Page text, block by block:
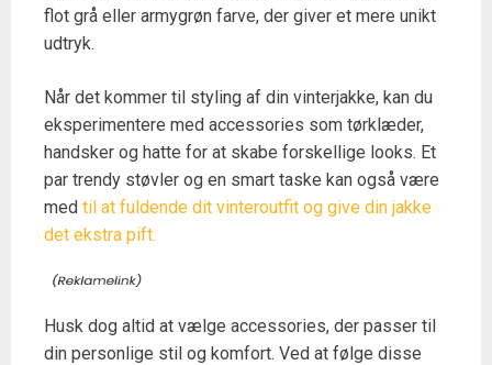
flot grå eller armygrøn farve, der giver et mere unikt
udtryk.
Når det kommer til styling af din vinterjakke, kan du
eksperimentere med accessories som tørklæder,
handsker og hatte for at skabe forskellige looks. Et
par trendy støvler og en smart taske kan også være
med til at fuldende dit vinteroutfit og give din jakke
det ekstra pift.
Husk dog altid at vælge accessories, der passer til
din personlige stil og komfort. Ved at følge disse